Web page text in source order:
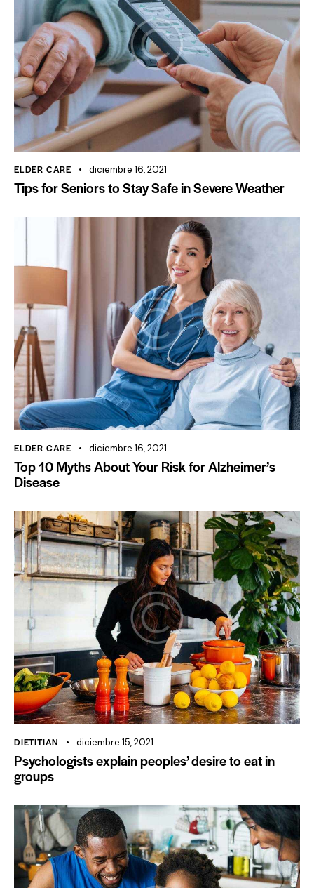
ELDER CARE diciembre 16, 2021
Tips for Seniors to Stay Safe in Severe Weather
ELDER CARE diciembre 16, 2021
Top 10 Myths About Your Risk for Alzheimer’s
Disease
DIETITIAN diciembre 15, 2021
Psychologists explain peoples’ desire to eat in
groups